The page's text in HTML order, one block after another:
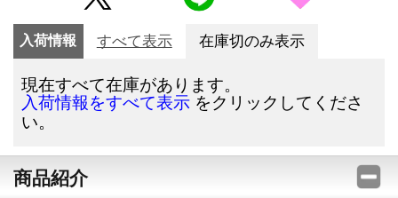
入荷情報 すべて表示 在庫切のみ表示
現在すべて在庫があります。
入荷情報をすべて表示 をクリックしてくださ
い。
商品紹介